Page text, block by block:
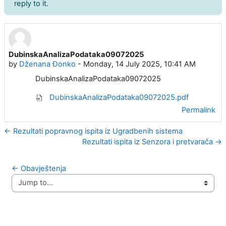
reply to it.
DubinskaAnalizaPodataka09072025
by Dženana Đonko - Monday, 14 July 2025, 10:41 AM
Number of replies: 0
DubinskaAnalizaPodataka09072025
DubinskaAnalizaPodataka09072025.pdf
Permalink
← Rezultati popravnog ispita iz Ugradbenih sistema
Rezultati ispita iz Senzora i pretvarača →
← Obavještenja
Jump to...